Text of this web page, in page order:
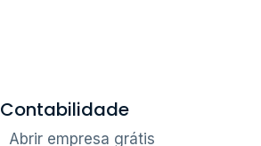
Contabilidade
Abrir empresa grátis